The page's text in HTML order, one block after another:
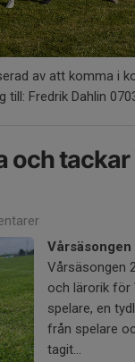
av att komma i
Fredrik Dahlin
och
Vår­säsongen
Vårsäsongen
och lärorik för
spelare, en
från spelare
tagit...